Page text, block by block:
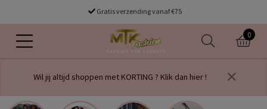
Gratis verzending vanaf €75
0
Wil jij altijd shoppen met KORTING ? Klik dan hier !